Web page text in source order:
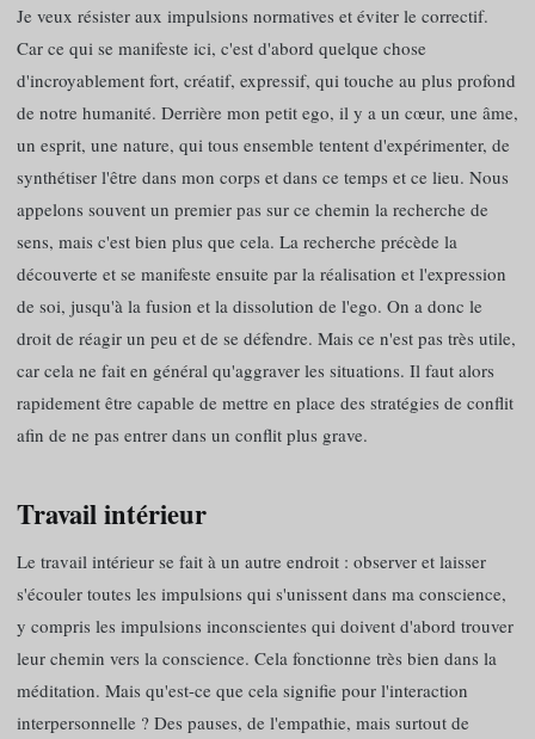
Je veux résister aux impulsions normatives et éviter le correctif.
Car ce qui se manifeste ici, c'est d'abord quelque chose
d'incroyablement fort, créatif, expressif, qui touche au plus profond
de notre humanité. Derrière mon petit ego, il y a un cœur, une âme,
un esprit, une nature, qui tous ensemble tentent d'expérimenter, de
synthétiser l'être dans mon corps et dans ce temps et ce lieu. Nous
appelons souvent un premier pas sur ce chemin la recherche de
sens, mais c'est bien plus que cela. La recherche précède la
découverte et se manifeste ensuite par la réalisation et l'expression
de soi, jusqu'à la fusion et la dissolution de l'ego. On a donc le
droit de réagir un peu et de se défendre. Mais ce n'est pas très utile,
car cela ne fait en général qu'aggraver les situations. Il faut alors
rapidement être capable de mettre en place des stratégies de conflit
afin de ne pas entrer dans un conflit plus grave.
Travail intérieur
Le travail intérieur se fait à un autre endroit : observer et laisser
s'écouler toutes les impulsions qui s'unissent dans ma conscience,
y compris les impulsions inconscientes qui doivent d'abord trouver
leur chemin vers la conscience. Cela fonctionne très bien dans la
méditation. Mais qu'est-ce que cela signifie pour l'interaction
interpersonnelle ? Des pauses, de l'empathie, mais surtout de